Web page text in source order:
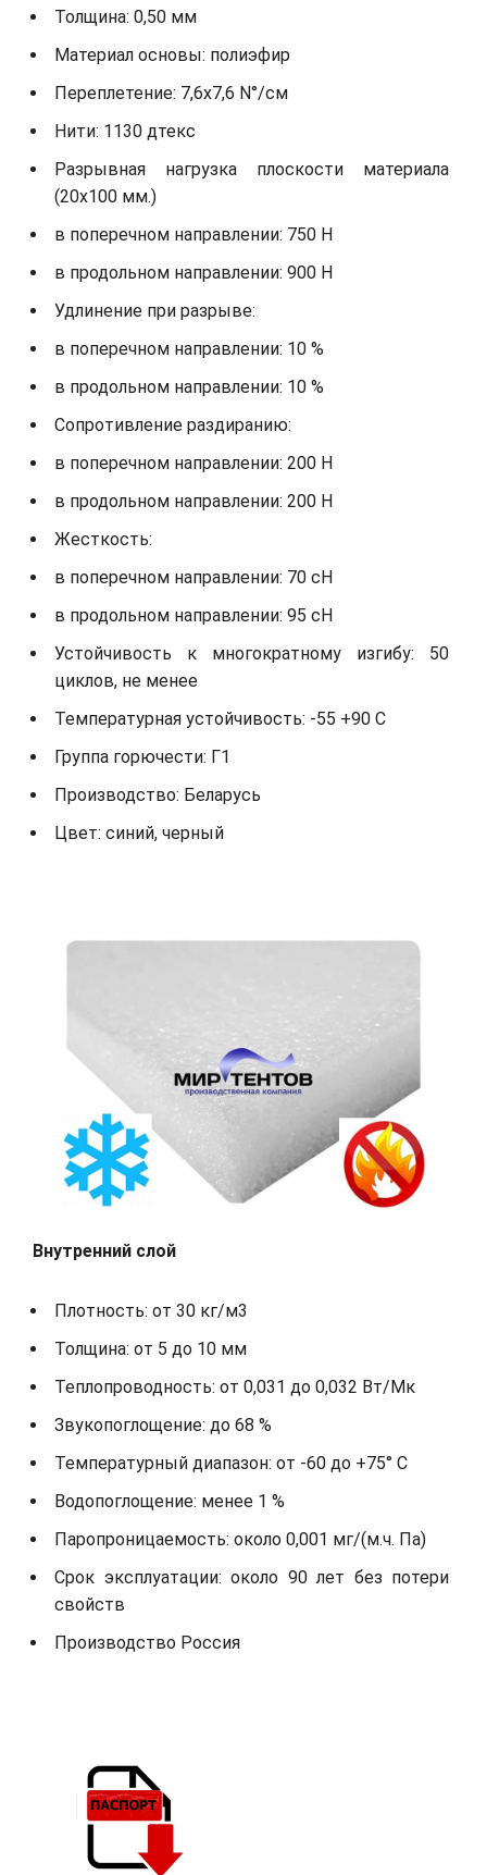
Толщина: 0,50 мм
Материал основы: полиэфир
Переплетение: 7,6х7,6 N°/см
Нити: 1130 дтекс
Разрывная нагрузка плоскости материала
(20х100 мм.)
в поперечном направлении: 750 Н
в продольном направлении: 900 Н
Удлинение при разрыве:
в поперечном направлении: 10 %
в продольном направлении: 10 %
Сопротивление раздиранию:
в поперечном направлении: 200 Н
в продольном направлении: 200 Н
Жесткость:
в поперечном направлении: 70 сН
в продольном направлении: 95 сН
Устойчивость к многократному изгибу: 50
циклов, не менее
Температурная устойчивость: -55 +90 С
Группа горючести: Г1
Производство: Беларусь
Цвет: синий, черный
Внутренний слой
Плотность: от 30 кг/м3
Толщина: от 5 до 10 мм
Теплопроводность: от 0,031 до 0,032 Вт/Мк
Звукопоглощение: до 68 %
Температурный диапазон: от -60 до +75° С
Водопоглощение: менее 1 %
Паропроницаемость: около 0,001 мг/(м.ч. Па)
Срок эксплуатации: около 90 лет без потери
свойств
Производство Россия